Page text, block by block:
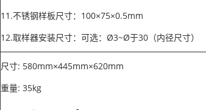
11.不锈钢样板尺寸：100×75×0.5mm
12.取样器安装尺寸：可选：Ø3~Ø于30（内径尺寸）
尺寸: 580mm×445mm×620mm
重量: 35kg